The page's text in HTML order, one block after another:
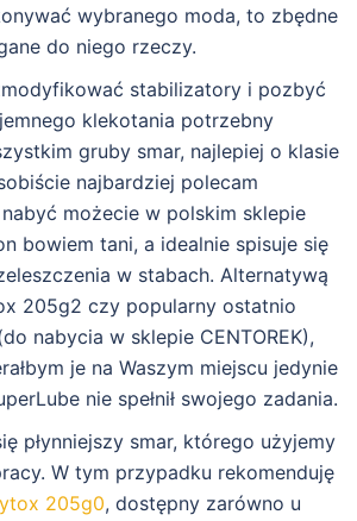
wybranego moda, to zbędne
do niego rzeczy.
stabilizatory i pozbyć
klekotania potrzebny
gruby smar, najlepiej o klasie
najbardziej polecam
możecie w polskim sklepie
bowiem tani, a idealnie spisuje się
w stabach. Alternatywą
205g2 czy popularny ostatnio
nabycia w sklepie CENTOREK),
je na Waszym miejscu jedynie
nie spełnił swojego zadania.
płynniejszy smar, którego użyjemy
W tym przypadku rekomenduję
205g0, dostępny zarówno u